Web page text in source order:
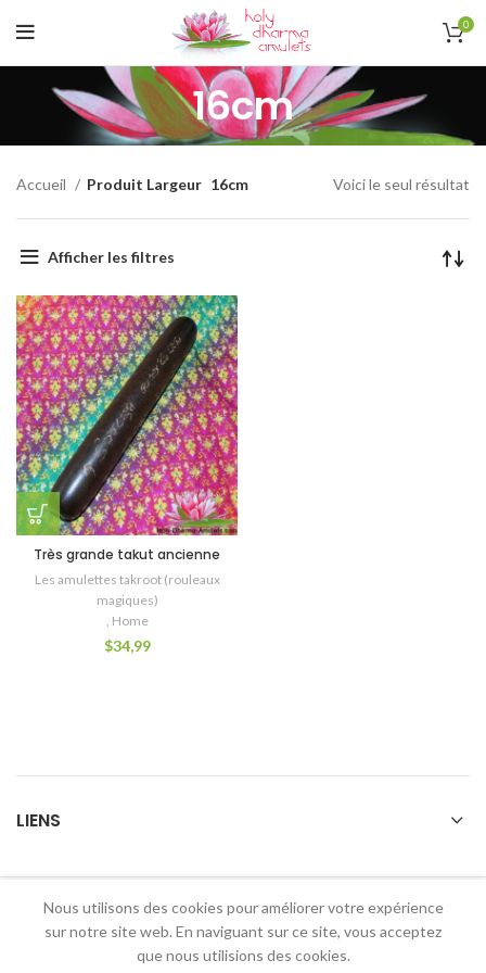
0
16cm
Accueil Produit Largeur 16cm Voici le seul résultat
Afficher les filtres
Très grande takut ancienne
Les amulettes takroot (rouleaux
magiques)
, Home
$34,99
LIENS
2026 Holy Dharma Amulets
Nous utilisons des cookies pour améliorer votre expérience
sur notre site web. En naviguant sur ce site, vous acceptez
que nous utilisions des cookies.